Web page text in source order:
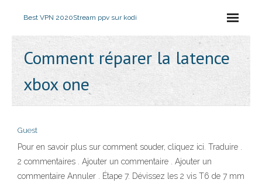
Best VPN 2020Stream ppv sur kodi
Comment réparer la latence
xbox one
Guest
Pour en savoir plus sur comment souder, cliquez ici. Traduire .
2 commentaires . Ajouter un commentaire . Ajouter un
commentaire Annuler . Étape 7. Dévissez les 2 vis T6 de 7 mm